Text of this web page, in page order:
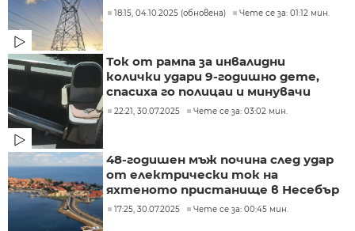
18:15, 04.10.2025 (обновена) Чете се за: 01:12 мин.
Ток от рампа за инвалидни
колички удари 9-годишно дете,
спасиха го полицаи и минувачи
22:21, 30.07.2025 Чете се за: 03:02 мин.
48-годишен мъж почина след удар
от електрически ток на
яхтеното пристанище в Несебър
17:25, 30.07.2025 Чете се за: 00:45 мин.